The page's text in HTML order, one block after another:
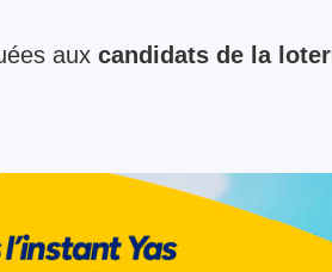
aux candidats de la